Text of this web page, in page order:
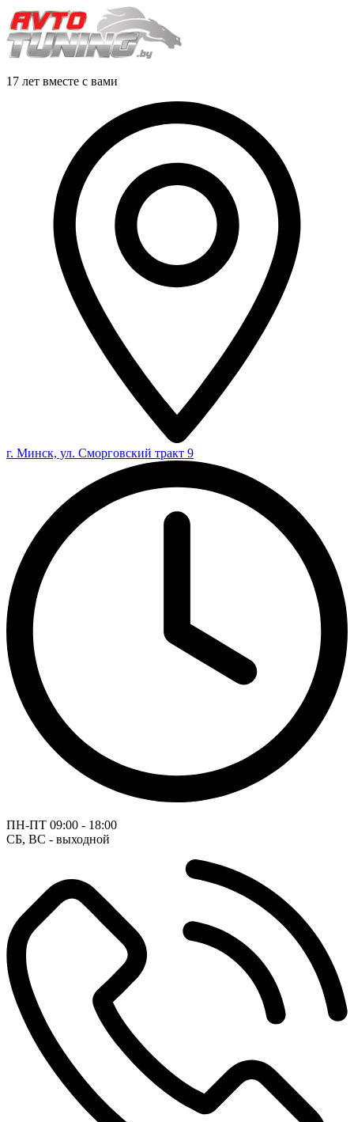
17 лет вместе с вами
г. Минск, ул. Сморговский тракт 9
ПН-ПТ 09:00 - 18:00
СБ, ВС - выходной